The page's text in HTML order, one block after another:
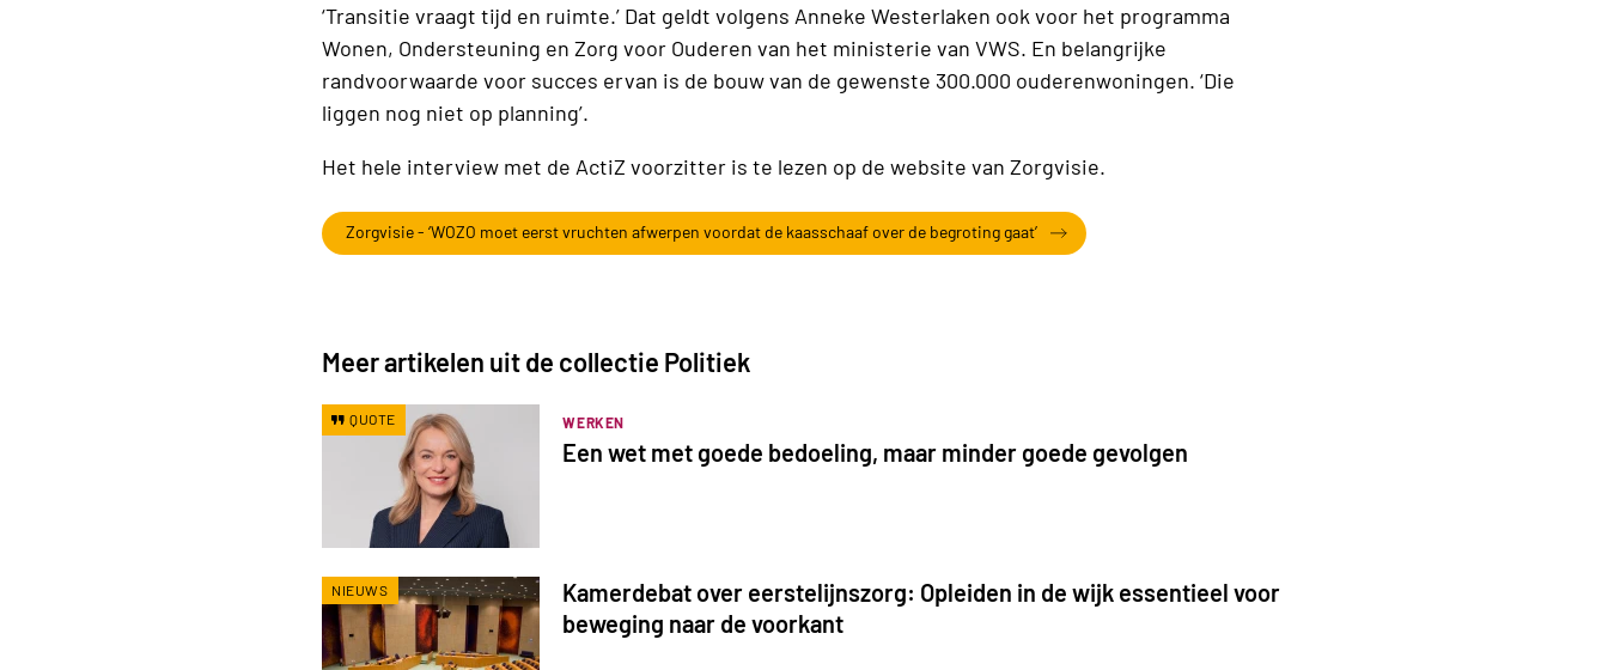
‘Transitie vraagt tijd en ruimte.’ Dat geldt volgens Anneke Westerlaken ook voor het programma
Wonen, Ondersteuning en Zorg voor Ouderen van het ministerie van VWS. En belangrijke
randvoorwaarde voor succes ervan is de bouw van de gewenste 300.000 ouderenwoningen. ‘Die
liggen nog niet op planning’.
Het hele interview met de ActiZ voorzitter is te lezen op de website van Zorgvisie.
Zorgvisie - ‘WOZO moet eerst vruchten afwerpen voordat de kaasschaaf over de begroting gaat’
Meer artikelen uit de collectie Politiek
WERKEN
Een wet met goede bedoeling, maar minder goede gevolgen
QUOTE
Kamerdebat over eerstelijnszorg: Opleiden in de wijk essentieel voor
beweging naar de voorkant
NIEUWS